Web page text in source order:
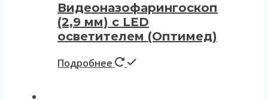
Видеоназофарингоскоп
(2,9 мм) с LED
осветителем (Оптимед)
Подробнее